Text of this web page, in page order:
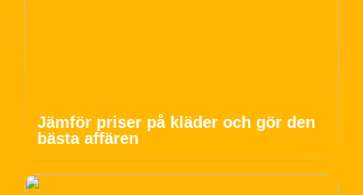
Jämför priser på kläder och gör den
bästa affären